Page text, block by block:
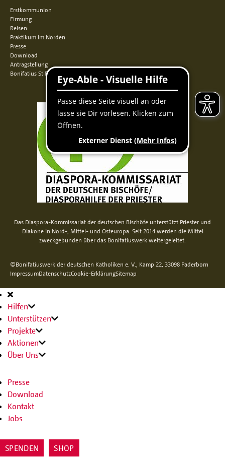
Erstkommunion
Firmung
Reisen
Praktikum im Norden
Presse
Download
Antragstellung
Bonifatius Stiftungszentrum
Das Diaspora-Kommissariat der deutschen Bischöfe unterstützt Priester und
Diakone in Nord-, Mittel- und Osteuropa. Seit 2014 werden die Mittel
zweckgebunden über das Bonifatiuswerk weitergeleitet.
©Bonifatiuswerk der deutschen Katholiken e. V., Kamp 22, 33098 Paderborn
ImpressumDatenschutzCookie-ErklärungSitemap
Hauptnavigation
Hilfen
Unterstützen
Projekte
Aktionen
Über Uns
Presse
Download
Kontakt
Jobs
SPENDEN SHOP